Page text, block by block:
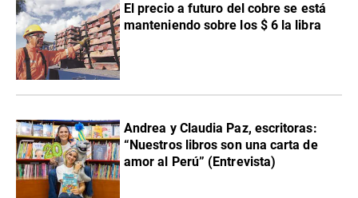
El precio a futuro del cobre se está
manteniendo sobre los $ 6 la libra
Andrea y Claudia Paz, escritoras:
“Nuestros libros son una carta de
amor al Perú” (Entrevista)